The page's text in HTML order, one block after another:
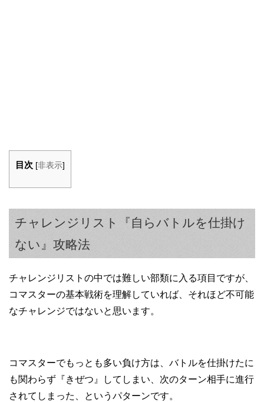
目次 [非表示]
チャレンジリスト『自らバトルを仕掛け
ない』攻略法
チャレンジリストの中では難しい部類に入る項目ですが、
コマスターの基本戦術を理解していれば、それほど不可能
なチャレンジではないと思います。
コマスターでもっとも多い負け方は、バトルを仕掛けたに
も関わらず『きぜつ』してしまい、次のターン相手に進行
されてしまった、というパターンです。